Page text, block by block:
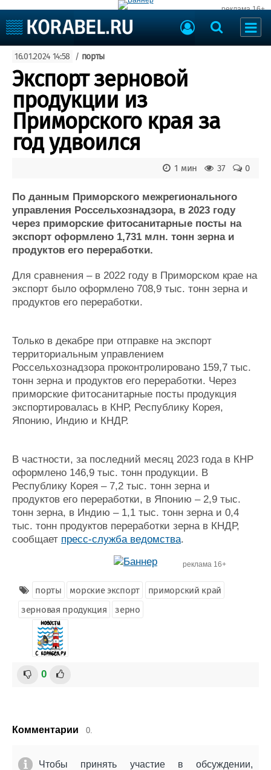
реклама 16+
Судоходство
Судоремонт
События
Порты
Рыболовство
Образование
Яхты и катера
Еще
Пульс
Новости
Компании
Репутация
Работа
Журнал
Реклама
Доска объявлений
Продажа флота
Оборудование
Изделия
Материалы
Выставки и семинары
Личности
Словарь
Галерея флота
Отзывы
Все службы
16.01.2024 14:58 / порты
Экспорт зерновой
продукции из
Приморского края за
год удвоился
0
37
1 мин
По данным Приморского межрегионального
управления Россельхознадзора, в 2023 году
через приморские фитосанитарные посты на
экспорт оформлено 1,731 млн. тонн зерна и
продуктов его переработки.
Для сравнения – в 2022 году в Приморском крае на
экспорт было оформлено 708,9 тыс. тонн зерна и
продуктов его переработки.
Только в декабре при отправке на экспорт
территориальным управлением
Россельхознадзора проконтролировано 159,7 тыс.
тонн зерна и продуктов его переработки. Через
приморские фитосанитарные посты продукция
экспортировалась в КНР, Республику Корея,
Японию, Индию и КНДР.
В частности, за последний месяц 2023 года в КНР
оформлено 146,9 тыс. тонн продукции. В
Республику Корея – 7,2 тыс. тонн зерна и
продуктов его переработки, в Японию – 2,9 тыс.
тонн зерна, в Индию – 1,1 тыс. тонн зерна и 0,4
тыс. тонн продуктов переработки зерна в КНДР,
сообщает пресс-служба ведомства.
реклама 16+
порты морские экспорт
приморский край
зерновая продукция
зерно
0
Комментарии 0.
Чтобы принять участие в обсуждении,